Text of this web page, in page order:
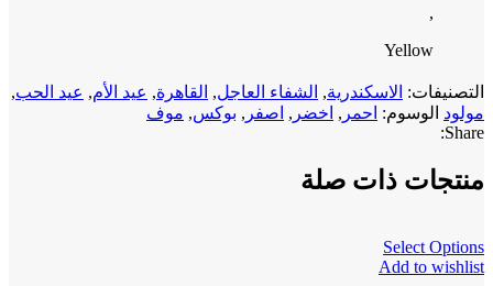
,
Yellow
التصنيفات: الاسكندرية, الشفاء العاجل, القاهرة, عيد الأم, عيد الحب,
مولود الوسوم: احمر , اخضر , اصفر , بوكس, موف
Share:
منتجات ذات صلة
Select Options
Add to wishlist